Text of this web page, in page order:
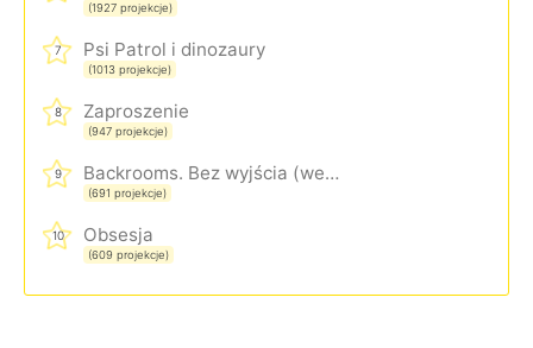
(1927 projekcje)
7 Psi Patrol i dinozaury
(1013 projekcje)
8 Zaproszenie
(947 projekcje)
9 Backrooms. Bez wyjścia (wersja rozszerzona)
(691 projekcje)
10 Obsesja
(609 projekcje)